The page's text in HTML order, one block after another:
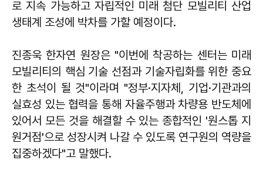
로 지속 가능하고 자립적인 미래 첨단 모빌리티 산업
생태계 조성에 박차를 가할 예정이다.
진종욱 한자연 원장은 "이번에 착공하는 센터는 미래
모빌리티의 핵심 기술 선점과 기술자립화를 위한 중요
한 초석이 될 것"이라며 "정부·지자체, 기업·기관과의
실효성 있는 협력을 통해 자율주행과 차량용 반도체에
있어서 모든 것을 해결할 수 있는 종합적인 '원스톱 지
원거점'으로 성장시켜 나갈 수 있도록 연구원의 역량을
집중하겠다"고 말했다.